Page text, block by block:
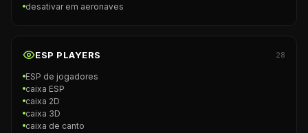
desativar em aeronaves
ESP PLAYERS 28
ESP de jogadores
caixa ESP
caixa 2D
caixa 3D
caixa de canto